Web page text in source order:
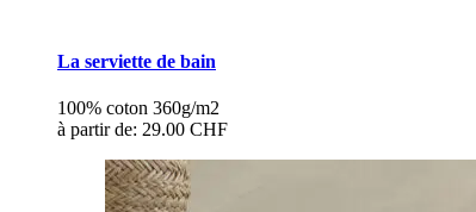
La serviette de bain
100% coton 360g/m2
à partir de: 29.00 CHF